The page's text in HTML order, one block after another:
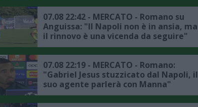
07.08 22:42 - MERCATO - Romano su
Anguissa: "Il Napoli non è in ansia, ma
il rinnovo è una vicenda da seguire"
07.08 22:19 - MERCATO - Romano:
"Gabriel Jesus stuzzicato dal Napoli, il
suo agente parlerà con Manna"